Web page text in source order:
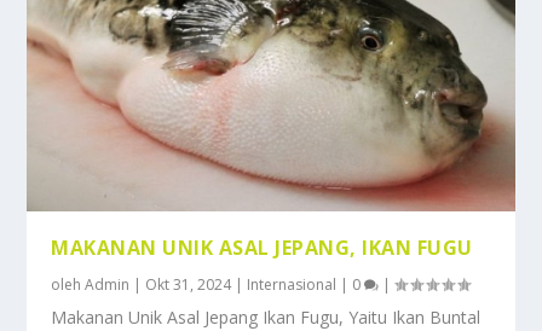
MAKANAN UNIK ASAL JEPANG, IKAN FUGU
olehAdmin | Okt 31, 2024| Internasional | 0 |
Makanan Unik Asal Jepang Ikan Fugu, Yaitu Ikan Buntal